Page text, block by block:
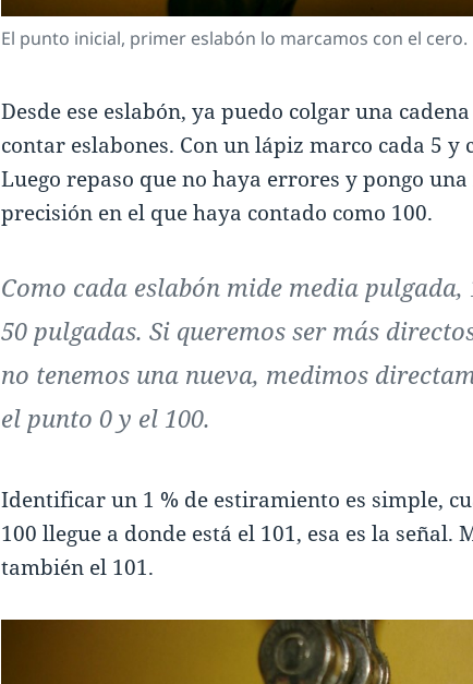
El punto inicial, primer eslabón lo marcamos con el cero.
Desde ese eslabón, ya puedo colgar una
contar eslabones. Con un lápiz marco cada 5 y
Luego repaso que no haya errores y pongo
precisión en el que haya contado como 100.
Como cada eslabón mide media pulgada,
50 pulgadas. Si queremos ser más
no tenemos una nueva, medimos
el punto 0 y el 100.
Identificar un 1 % de estiramiento es simple,
100 llegue a donde está el 101, esa es la señal.
también el 101.